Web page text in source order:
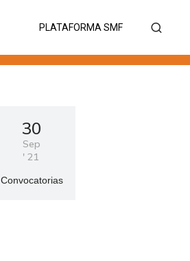
PLATAFORMA SMF
30
Sep
'21
Convocatorias